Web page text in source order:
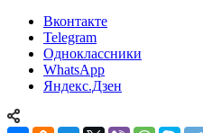
Вконтакте
Telegram
Одноклассники
WhatsApp
Яндекс.Дзен